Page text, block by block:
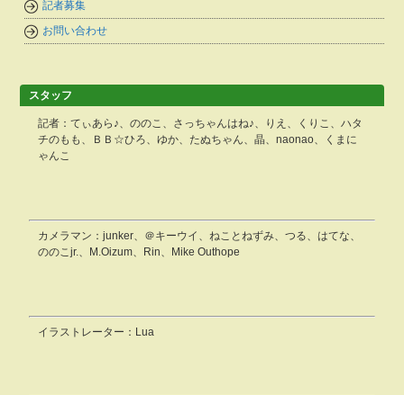
記者募集
お問い合わせ
スタッフ
記者：てぃあら♪、ののこ、さっちゃんはね♪、りえ、くりこ、ハタ
チのもも、ＢＢ☆ひろ、ゆか、たぬちゃん、晶、naonao、くまに
ゃんこ
カメラマン：junker、＠キーウイ、ねことねずみ、つる、はてな、
ののこjr.、M.Oizum、Rin、Mike Outhope
イラストレーター：Lua